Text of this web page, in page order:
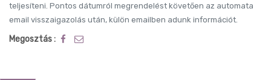
teljesíteni. Pontos dátumról megrendelést követően az automata
email visszaigazolás után, külön emailben adunk információt.
Megosztás :